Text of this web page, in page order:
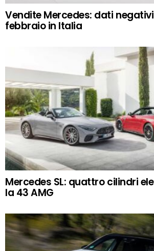
Vendite Mercedes: dati
febbraio in Italia
Mercedes SL: quattro cilindri
la 43 AMG